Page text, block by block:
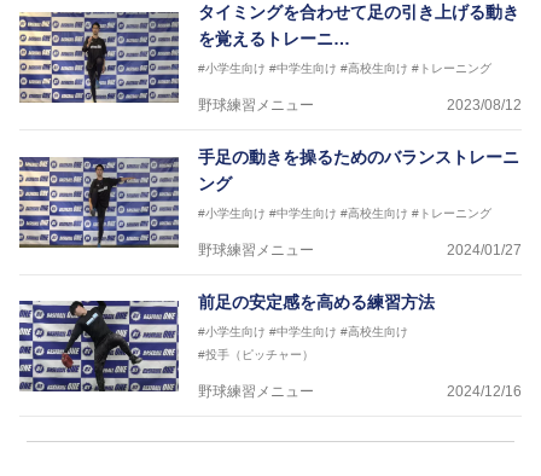
タイミングを合わせて足の引き上げる動き
を覚えるトレーニ…
#小学生向け #中学生向け #高校生向け #トレーニング
野球練習メニュー 2023/08/12
手足の動きを操るためのバランストレーニ
ング
#小学生向け #中学生向け #高校生向け #トレーニング
野球練習メニュー 2024/01/27
前足の安定感を高める練習方法
#小学生向け #中学生向け #高校生向け
#投手（ピッチャー）
野球練習メニュー 2024/12/16